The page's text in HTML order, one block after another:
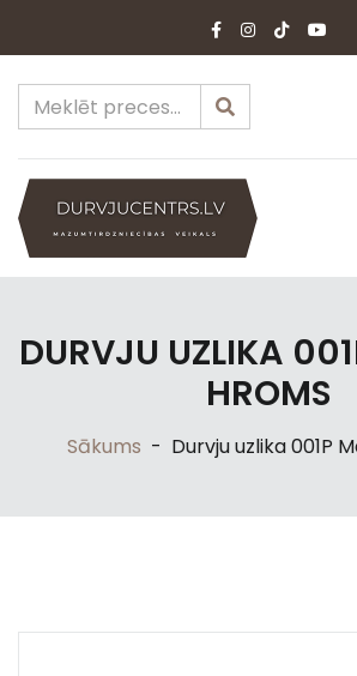
DURVJU UZLIKA
HROMS
Sākums - Durvju uzlika 001P